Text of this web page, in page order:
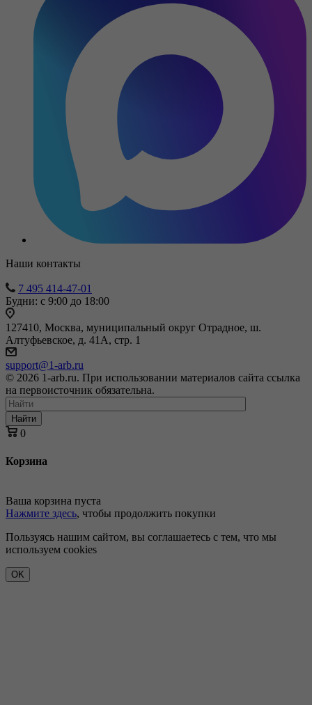
Наши контакты
7 495 414-47-01
Будни: с 9:00 до 18:00
127410, Москва, муниципальный округ Отрадное, ш.
Алтуфьевское, д. 41А, стр. 1
support@1-arb.ru
© 2026 1-arb.ru. При использовании материалов сайта ссылка
на первоисточник обязательна.
Найти
0
Корзина
Ваша корзина пуста
Нажмите здесь, чтобы продолжить покупки
Пользуясь нашим сайтом, вы соглашаетесь с тем, что мы
используем cookies
OK